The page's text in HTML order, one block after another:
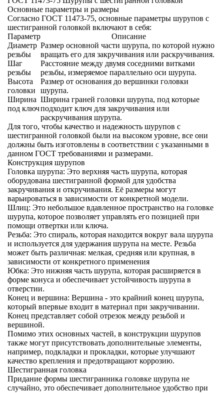
Основные параметры и размеры
Согласно ГОСТ 11473-75, основные параметры шурупов с
шестигранной головкой включают в себя:
Параметр
Описание
Диаметр
резьбы
Размер основной части шурупа, по которой нужно
вращать его для закручивания или раскручивания.
Шаг
резьбы
Расстояние между двумя соседними витками
резьбы, измеряемое параллельно оси шурупа.
Высота
головки
Размер от основания до вершинки головки
шурупа.
Ширина
под ключ
Ширина граней головки шурупа, под которые
подходит ключ для закручивания или
раскручивания шурупа.
Для того, чтобы качество и надежность шурупов с
шестигранной головкой были на высоком уровне, все они
должны быть изготовлены в соответствии с указанными в
данном ГОСТ требованиями и размерами.
Конструкция шурупов
Головка шурупа: Это верхняя часть шурупа, которая
оборудована шестигранной формой для удобства
закручивания и откручивания. Её размеры могут
варьироваться в зависимости от конкретной модели.
Шлиц: Это небольшое вдавленное пространство на головке
шурупа, которое позволяет управлять его позицией при
помощи отвертки или ключа.
Резьба: Это спираль, которая находится вокруг вала шурупа
и используется для удержания шурупа на месте. Резьба
может быть различная: мелкая, средняя или крупная, в
зависимости от конкретного применения
Юбка: Это нижняя часть шурупа, которая расширяется в
форме конуса и обеспечивает устойчивость шурупа в
отверстии.
Конец и вершина: Вершина - это крайний конец шурупа,
который впервые входит в материал при закручивании.
Конец представляет собой отрезок между резьбой и
вершиной.
Помимо этих основных частей, в конструкции шурупов
также могут присутствовать дополнительные элементы,
например, подкладки и прокладки, которые улучшают
качество крепления и предотвращают коррозию.
Шестигранная головка
Придание формы шестигранника головке шурупа не
случайно, это обеспечивает дополнительное удобство при